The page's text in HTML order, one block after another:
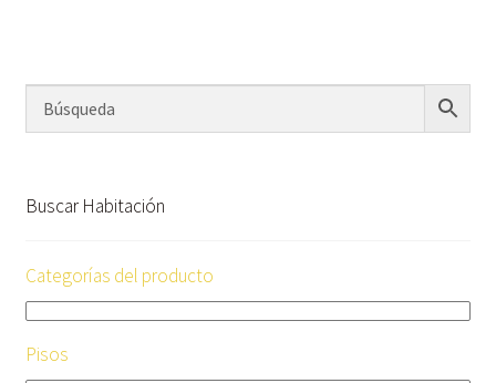
Buscar Habitación
Categorías del producto
Pisos